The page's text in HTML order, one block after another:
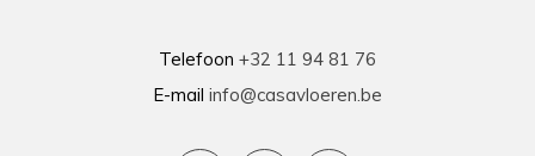
problemen tijdens plaatsing .
Telefoon +32 11 94 81 76
E-mail info@casavloeren.be